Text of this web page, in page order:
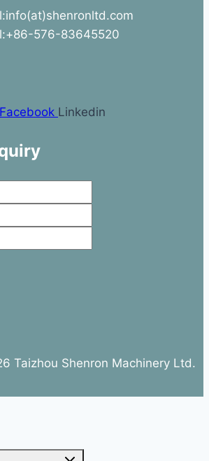
576-83645520
Facebook Linkedin
Taizhou Shenron Machinery Ltd.